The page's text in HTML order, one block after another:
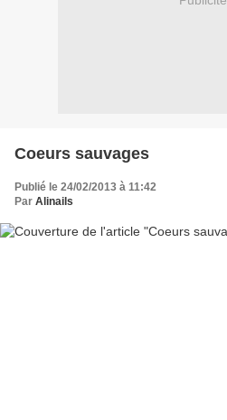
Coeurs sauvages
Publié le 24/02/2013 à 11:42
Par Alinails